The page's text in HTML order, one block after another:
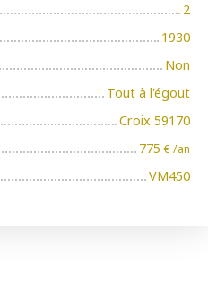
2
1930
Non
Tout à l'égout
Croix 59170
775€ /an
VM450